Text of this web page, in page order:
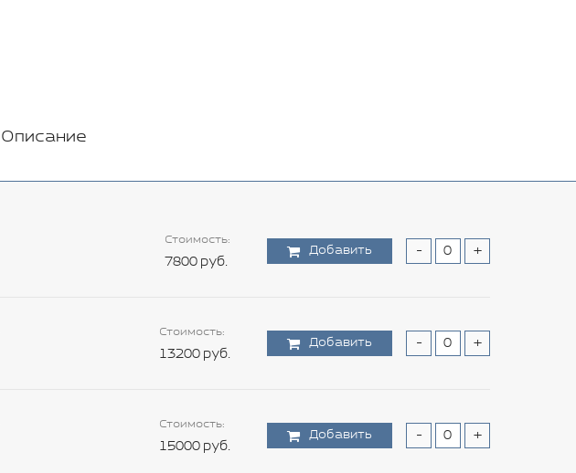
Описание
Стоимость:
7800 руб.
Добавить - +
Стоимость:
13200 руб.
Добавить - +
Стоимость:
15000 руб.
Добавить - +